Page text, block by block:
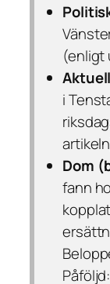
(enligt
i
Dom
fann